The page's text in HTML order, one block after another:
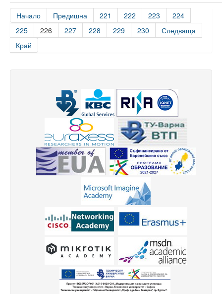
Издателска дейност
Учебна издателска дейност
Електронно списание на ТУ-Варна
Годишник на ТУ-Варна
(е) Годишник
Годишник архив
Известия на СУ-Варна, секция "Технически науки"
Курсове и кариера
Кариерен център
Facebook - Кариерен център
Център за професионално обучение
Център за професионално обучение
Морски квалификационен център
Начало Предишна 221 222 223
224
225
226 227 228 229 230
Следваща
Край